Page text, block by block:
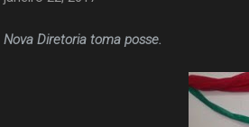
Nova Diretoria toma posse.